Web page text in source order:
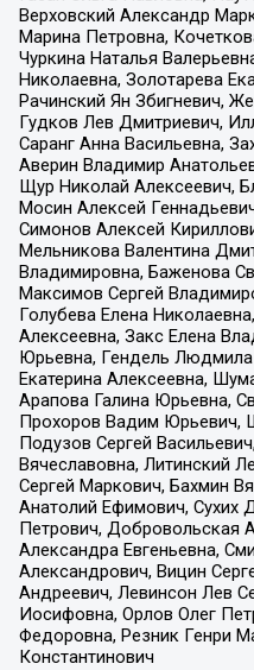
Верховский Александр
Марина Петровна,
Чуркина Наталья
Николаевна, Золотарева
Рачинский Ян Збигневич,
Гудков Лев Дмитриевич,
Саранг Анна Васильевна,
Аверин Владимир
Щур Николай Алексеевич,
Мосин Алексей
Симонов Алексей
Мельникова Валентина
Владимировна, Баженова
Максимов Сергей
Голубева Елена
Алексеевна, Закс Елена
Юрьевна, Гендель
Екатерина Алексеевна,
Арапова Галина Юрьевна,
Прохоров Вадим Юрьевич,
Подузов Сергей
Вячеславовна, Литинский
Сергей Маркович, Бахмин
Анатолий Ефимович, Сухих
Петрович, Добровольская
Александра Евгеньевна,
Александрович, Вицин
Андреевич, Левинсон Лев
Иосифовна, Орлов Олег
Федоровна, Резник Генри
Константинович